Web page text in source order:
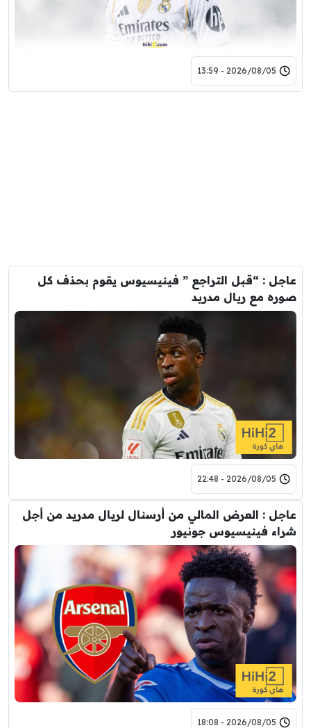
2026/08/05 - 13:59
عاجل : “قبل التراجع ” فينيسيوس يقوم بحذف كل
صوره مع ريال مدريد
2026/08/05 - 22:48
عاجل : العرض المالي من أرسنال لريال مدريد من أجل
شراء فينيسيوس جونيور
2026/08/05 - 18:08